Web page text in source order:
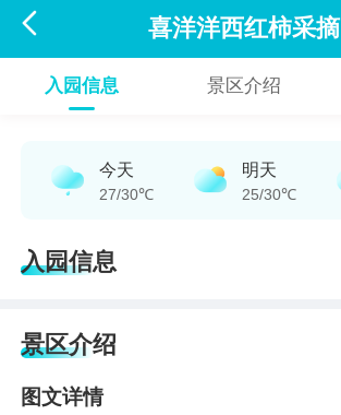
 喜洋洋西红柿采摘
入园信息 景区介绍
今天
27/30℃
明天
25/30℃
入园信息
景区介绍
图文详情